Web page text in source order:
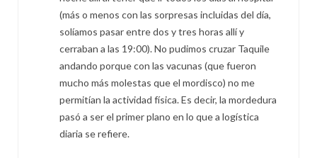
(más o menos con las sorpresas incluidas del día,
solíamos pasar entre dos y tres horas allí y
cerraban a las 19:00). No pudimos cruzar Taquile
andando porque con las vacunas (que fueron
mucho más molestas que el mordisco) no me
permitían la actividad física. Es decir, la mordedura
pasó a ser el primer plano en lo que a logística
diaria se refiere.